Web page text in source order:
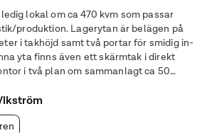
lokal om ca 470 kvm som passar
produktion. Lagerytan är belägen på
i takhöjd samt två portar för smidig in-
yta finns även ett skärmtak i direkt
i två plan om sammanlagt ca 50
ligger på inhägnat område - innanför